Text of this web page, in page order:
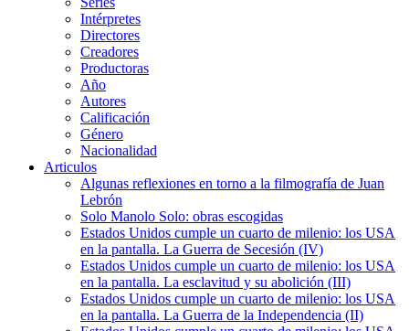
Intérpretes
Directores
Creadores
Productoras
Año
Autores
Calificación
Género
Nacionalidad
Articulos
Algunas reflexiones en torno a la filmografía de Juan
Lebrón
Solo Manolo Solo: obras escogidas
Estados Unidos cumple un cuarto de milenio: los USA
en la pantalla. La Guerra de Secesión (IV)
Estados Unidos cumple un cuarto de milenio: los USA
en la pantalla. La esclavitud y su abolición (III)
Estados Unidos cumple un cuarto de milenio: los USA
en la pantalla. La Guerra de la Independencia (II)